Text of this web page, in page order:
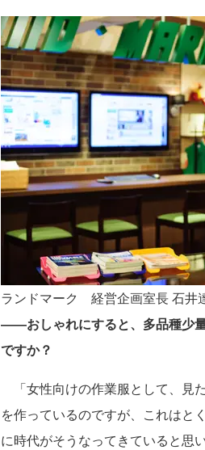
ランドマーク 経営企画室長 石井
――おしゃれにすると、多品種少
ですか？
「女性向けの作業服として、見
を作っているのですが、これはと
に時代がそうなってきていると思